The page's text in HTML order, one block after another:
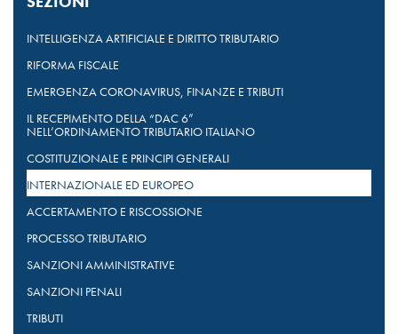
INTELLIGENZA ARTIFICIALE E DIRITTO TRIBUTARIO
RIFORMA FISCALE
EMERGENZA CORONAVIRUS, FINANZE E TRIBUTI
IL RECEPIMENTO DELLA “DAC 6”
NELL’ORDINAMENTO TRIBUTARIO ITALIANO
COSTITUZIONALE E PRINCIPI GENERALI
INTERNAZIONALE ED EUROPEO
ACCERTAMENTO E RISCOSSIONE
PROCESSO TRIBUTARIO
SANZIONI AMMINISTRATIVE
SANZIONI PENALI
TRIBUTI